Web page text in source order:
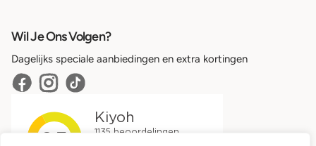
Wil Je Ons Volgen?
Dagelijks speciale aanbiedingen en extra kortingen